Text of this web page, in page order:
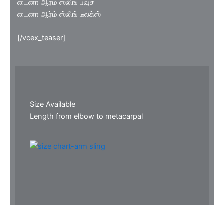
டைனா ஆர்ம் ஸ்லிங் பவுச்
டைனா ஆர்ம் ஸ்லிங் டீலக்ஸ்
[/vcex_teaser]
Size Available
Length from elbow to metacarpal